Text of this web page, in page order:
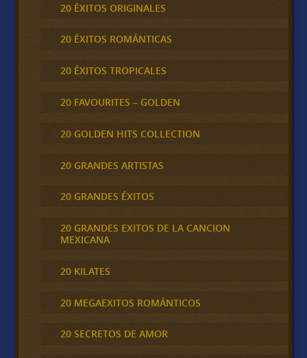
20 ÉXITOS ORIGINALES
20 ÉXITOS ROMÁNTICAS
20 ÉXITOS TROPICALES
20 FAVOURITES – GOLDEN
20 GOLDEN HITS COLLECTION
20 GRANDES ARTISTAS
20 GRANDES ÉXITOS
20 GRANDES EXITOS DE LA CANCION
MEXICANA
20 KILATES
20 MEGAEXITOS ROMÁNTICOS
20 SECRETOS DE AMOR